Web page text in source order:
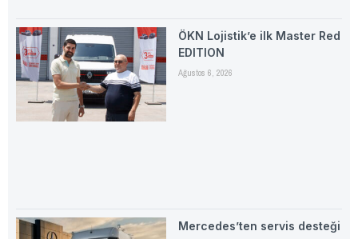
ÖKN Lojistik’e ilk Master Red
EDITION
Ağustos 6, 2026
Mercedes’ten servis desteği